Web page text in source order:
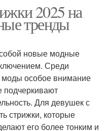
2025 на
тренды
новые модные
Среди
особое внимание
подчеркивают
Для девушек с
стрижки, которые
его более тонким и